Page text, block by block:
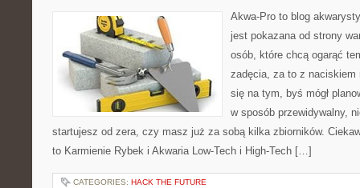
Akwa-Pro to blog
jest pokazana od strony
osób, które chcą ogarąć
zadęcia, za to z naciskiem
się na tym, byś mógł
w sposób przewidywalny,
startujesz od zera, czy masz już za sobą kilka zbiorników.
to Karmienie Rybek i Akwaria Low-Tech i High-Tech […]
CATEGORIES: HACK THE FUTURE